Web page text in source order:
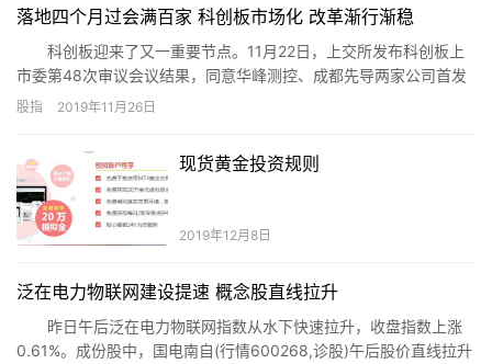
落地四个月过会满百家 科创板市场化 改革渐行渐稳
科创板迎来了又一重要节点。11月22日，上交所发布科创板上
市委第48次审议会议结果，同意华峰测控、成都先导两家公司首发
上市申请。至此，科创板过会企业达到100家。
股指 2019年11月26日
现货黄金投资规则
2019年12月8日
泛在电力物联网建设提速 概念股直线拉升
昨日午后泛在电力物联网指数从水下快速拉升，收盘指数上涨
0.61%。成份股中，国电南自(行情600268,诊股)午后股价直线拉升